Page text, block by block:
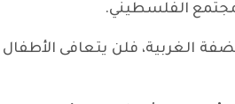
الفلسطيني.
الغربية، فلن يتعافى